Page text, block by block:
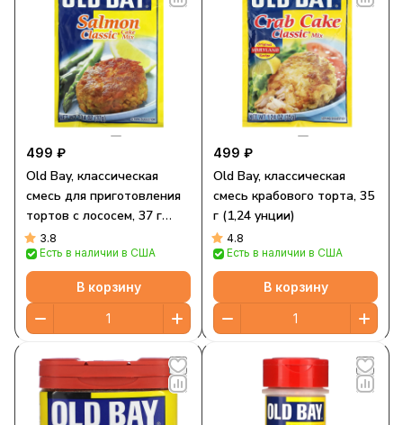
499 ₽
Old Bay, классическая
смесь для приготовления
тортов с лососем, 37 г
(1,34 унции)
3.8
Есть в наличии в США
В корзину
499 ₽
Old Bay, классическая
смесь крабового торта, 35
г (1,24 унции)
4.8
Есть в наличии в США
В корзину